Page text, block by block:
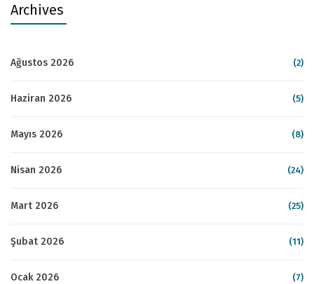
Archives
Ağustos 2026 (2)
Haziran 2026 (5)
Mayıs 2026 (8)
Nisan 2026 (24)
Mart 2026 (25)
Şubat 2026 (11)
Ocak 2026 (7)